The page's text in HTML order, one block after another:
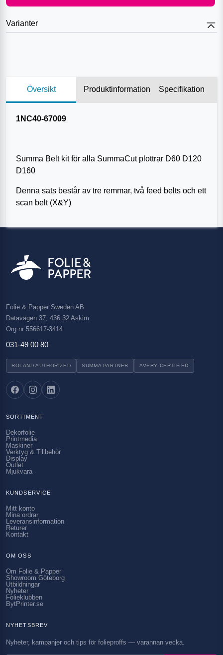
Varianter
Översikt Produktinformation Specifikation
1NC40-67009
Summa Belt kit för alla SummaCut plottrar D60 D120
D160
Denna sats består av tre remmar, två feed belts och ett
scan belt (X&Y)
Folie & Papper Sweden AB
Datavägen 37, 436 32 Askim
Org.nr 556617-3414
031-49 00 80
ROLAND AUTHORIZED SUMMA PARTNER AVERY CERTIFIED
SORTIMENT
Dekorfolie
Printmedia
Maskiner
Verktyg & Tillbehör
Display
Outlet
Mjukvara
KUNDSERVICE
Mitt konto
Mina ordrar
Leveransinformation
Returer
Kontakt
OM OSS
Om Folie & Papper
Showroom Göteborg
Utbildningar
Nyheter
Folieklubben
BytPrinter.se
NYHETSBREV
Nyheter, kampanjer och tips för folieproffs — varannan vecka.